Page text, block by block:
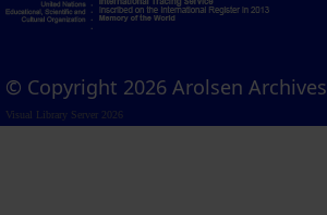
© Copyright 2026 Arolsen Archives
Visual Library Server 2026